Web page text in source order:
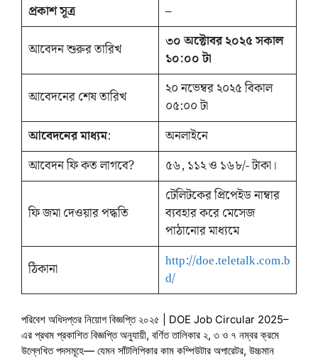
প্রকাশ সূত্র
–
আবেদন শুরুর তারিখ
৩০ অক্টোবর ২০২৫ সকাল
১০:০০ টা
আবেদনের শেষ তারিখ
২০ নভেম্বর ২০২৫ বিকাল
০৫:০০ টা
আবেদনের মাধ্যম:
অনলাইনে
আবেদন ফি কত লাগবে?
৫৬, ১১২ ও ১৬৮/- টাকা।
ফি জমা দেওয়ার পদ্ধতি
টেলিটকের প্রিপেইড নাম্বার
ব্যবহার করে মেসেজ
পাঠানোর মাধ্যমে
ঠিকানা
http://doe.teletalk.com.b
d/
পরিবেশ অধিদপ্তর নিয়োগ বিজ্ঞপ্তি ২০২৫ | DOE Job Circular 2025–
এর প্রথম প্রকাশিত বিজ্ঞপ্তি অনুযায়ী, বর্ণিত তালিকার ২, ৩ ও ৭ নম্বর ক্রমে
উল্লেখিত পদসমূহে— যেমন সাঁটলিপিকার কাম কম্পিউটার অপারেটর, উচ্চমান